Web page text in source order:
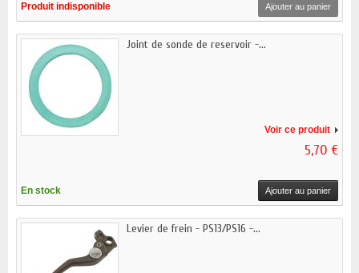
Produit indisponible Ajouter au panier
Joint de sonde de reservoir -...
Voir ce produit
5,70 €
En stock Ajouter au panier
Levier de frein - PS13/PS16 -...